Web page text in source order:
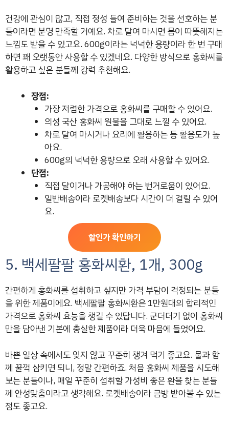
건강에 관심이 많고, 직접 정성 들여 준비하는 것을 선호하는 분
들이라면 분명 만족할 거예요. 차로 달여 마시면 몸이 따뜻해지는
느낌도 받을 수 있고요. 600g이라는 넉넉한 용량이라 한 번 구매
하면 꽤 오랫동안 사용할 수 있겠네요. 다양한 방식으로 홍화씨를
활용하고 싶은 분들께 강력 추천해요.
장점:
가장 저렴한 가격으로 홍화씨를 구매할 수 있어요.
의성 국산 홍화씨 원물을 그대로 느낄 수 있어요.
차로 달여 마시거나 요리에 활용하는 등 활용도가 높
아요.
600g의 넉넉한 용량으로 오래 사용할 수 있어요.
단점:
직접 달이거나 가공해야 하는 번거로움이 있어요.
일반배송이라 로켓배송보다 시간이 더 걸릴 수 있어
요.
할인가 확인하기
5. 백세팔팔 홍화씨환, 1개, 300g
간편하게 홍화씨를 섭취하고 싶지만 가격 부담이 걱정되는 분들
을 위한 제품이에요. 백세팔팔 홍화씨환은 1만원대의 합리적인
가격으로 홍화씨 효능을 챙길 수 있답니다. 군더더기 없이 홍화씨
만을 담아낸 기본에 충실한 제품이라 더욱 마음에 들었어요.
바쁜 일상 속에서도 잊지 않고 꾸준히 챙겨 먹기 좋고요. 물과 함
께 꿀꺽 삼키면 되니, 정말 간편하죠. 처음 홍화씨 제품을 시도해
보는 분들이나, 매일 꾸준히 섭취할 가성비 좋은 환을 찾는 분들
께 안성맞춤이라고 생각해요. 로켓배송이라 금방 받아볼 수 있는
점도 좋고요.